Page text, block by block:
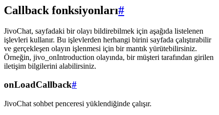
Callback fonksiyonları#
JivoChat, sayfadaki bir olayı bildirebilmek için aşağıda listelenen
işlevleri kullanır. Bu işlevlerden herhangi birini sayfada çalıştırabilir
ve gerçekleşen olayın işlenmesi için bir mantık yürütebilirsiniz.
Örneğin, jivo_onIntroduction olayında, bir müşteri tarafından girilen
iletişim bilgilerini alabilirsiniz.
onLoadCallback#
JivoChat sohbet penceresi yüklendiğinde çalışır.